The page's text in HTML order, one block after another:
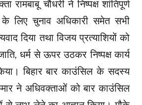
रामबाबू चौधरी ने निष्पक्ष शांतिपूर्ण
के लिए चुनाव अधिकारी समेत सभी
दिया तथा विजय प्रत्याशियों को
धर्म से ऊपर उठकर निष्पक्ष कार्य
बिहार बार काउंसिल के सदस्य
ने अधिवक्ताओं को बार काउंसिल